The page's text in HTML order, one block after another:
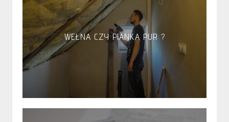
WEŁNA CZY PIANKA PUR ?